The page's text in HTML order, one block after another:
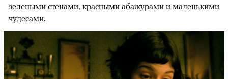
зелеными стенами, красными абажурами и маленькими
чудесами.